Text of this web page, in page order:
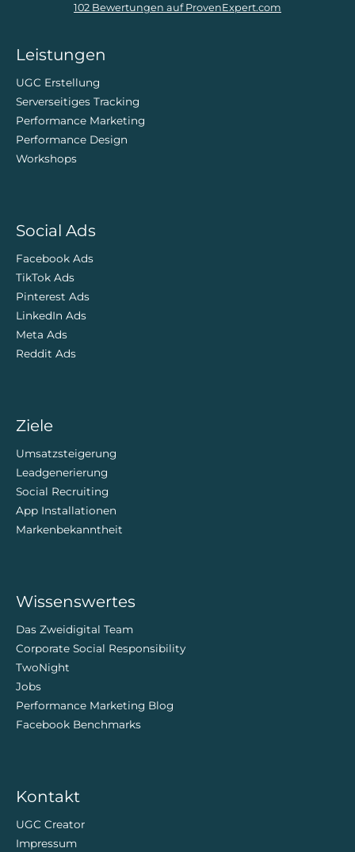
102 Bewertungen auf ProvenExpert.com
Leistungen
UGC Erstellung
Serverseitiges Tracking
Performance Marketing
Performance Design
Workshops
Social Ads
Facebook Ads
TikTok Ads
Pinterest Ads
LinkedIn Ads
Meta Ads
Reddit Ads
Ziele
Umsatzsteigerung
Leadgenerierung
Social Recruiting
App Installationen
Markenbekanntheit
Wissenswertes
Das Zweidigital Team
Corporate Social Responsibility
TwoNight
Jobs
Performance Marketing Blog
Facebook Benchmarks
Kontakt
UGC Creator
Impressum